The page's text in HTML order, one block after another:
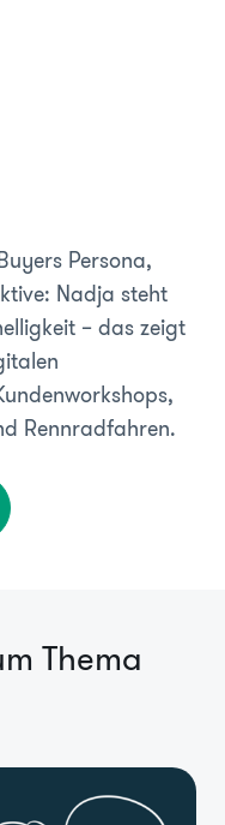
Persona,
Nadja steht
– das zeigt
Rennradfahren.
Thema